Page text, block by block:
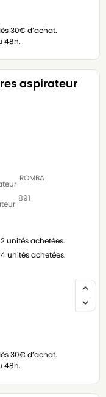
30€ d’achat.
48h.
aspirateur
ROMBA
891
unités achetées.
unités achetées.
30€ d’achat.
48h.